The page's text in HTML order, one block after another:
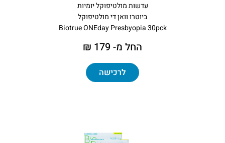
עדשות מולטיפוקל יומיות
ביוטרו וואן די מולטיפוקל
Biotrue ONEday Presbyopia 30pck
החל מ- 179 ₪
לרכישה